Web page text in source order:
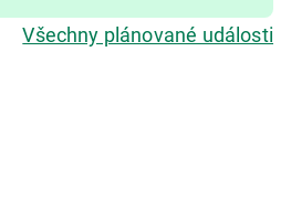
Všechny plánované události